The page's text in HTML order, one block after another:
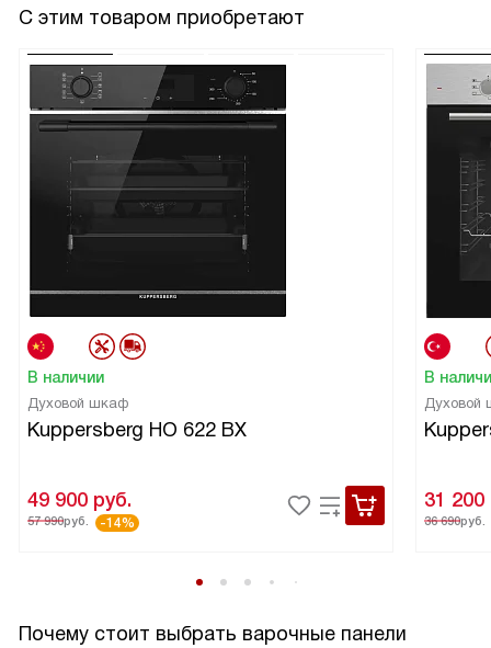
С этим товаром приобретают
В наличии
Духовой шкаф
Kuppersberg HO 622 BX
49 900 руб.
57 990руб. -14%
В
Духовой
31 200
36 690руб.
Почему стоит выбрать варочные панели